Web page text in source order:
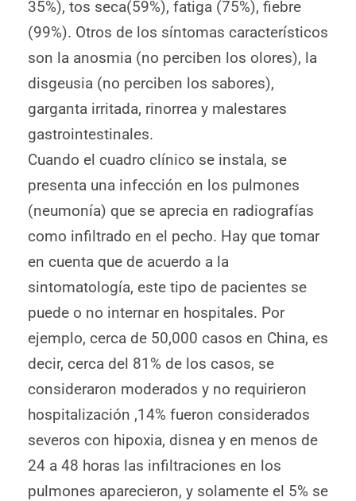
35%), tos seca(59%), fatiga (75%), fiebre
(99%). Otros de los síntomas característicos
son la anosmia (no perciben los olores), la
disgeusia (no perciben los sabores),
garganta irritada, rinorrea y malestares
gastrointestinales.
Cuando el cuadro clínico se instala, se
presenta una infección en los pulmones
(neumonía) que se aprecia en radiografías
como infiltrado en el pecho. Hay que tomar
en cuenta que de acuerdo a la
sintomatología, este tipo de pacientes se
puede o no internar en hospitales. Por
ejemplo, cerca de 50,000 casos en China, es
decir, cerca del 81% de los casos, se
consideraron moderados y no requirieron
hospitalización ,14% fueron considerados
severos con hipoxia, disnea y en menos de
24 a 48 horas las infiltraciones en los
pulmones aparecieron, y solamente el 5% se